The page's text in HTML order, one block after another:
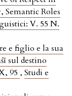
Roles
V. 55 N.
e figlio e la sua
sul destino
95 , Studi e